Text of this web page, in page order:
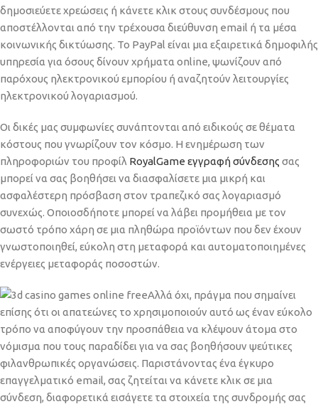
δημοσιεύετε χρεώσεις ή κάνετε κλικ στους συνδέσμους που
αποστέλλονται από την τρέχουσα διεύθυνση email ή τα μέσα
κοινωνικής δικτύωσης. Το PayPal είναι μια εξαιρετικά δημοφιλής
υπηρεσία για όσους δίνουν χρήματα online, ψωνίζουν από
παρόχους ηλεκτρονικού εμπορίου ή αναζητούν λειτουργίες
ηλεκτρονικού λογαριασμού.
Οι δικές μας συμφωνίες συνάπτονται από ειδικούς σε θέματα
κόστους που γνωρίζουν τον κόσμο. Η ενημέρωση των
πληροφοριών του προφίλ RoyalGame εγγραφή σύνδεσης σας
μπορεί να σας βοηθήσει να διασφαλίσετε μια μικρή και
ασφαλέστερη πρόσβαση στον τραπεζικό σας λογαριασμό
συνεχώς. Οποιοσδήποτε μπορεί να λάβει προμήθεια με τον
σωστό τρόπο χάρη σε μια πληθώρα προϊόντων που δεν έχουν
γνωστοποιηθεί, εύκολη στη μεταφορά και αυτοματοποιημένες
ενέργειες μεταφοράς ποσοστών.
Αλλά όχι, πράγμα που σημαίνει
επίσης ότι οι απατεώνες το χρησιμοποιούν αυτό ως έναν εύκολο
τρόπο να αποφύγουν την προσπάθεια να κλέψουν άτομα στο
νόμισμα που τους παραδίδει για να σας βοηθήσουν ψεύτικες
φιλανθρωπικές οργανώσεις. Παριστάνοντας ένα έγκυρο
επαγγελματικό email, σας ζητείται να κάνετε κλικ σε μια
σύνδεση, διαφορετικά εισάγετε τα στοιχεία της συνδρομής σας